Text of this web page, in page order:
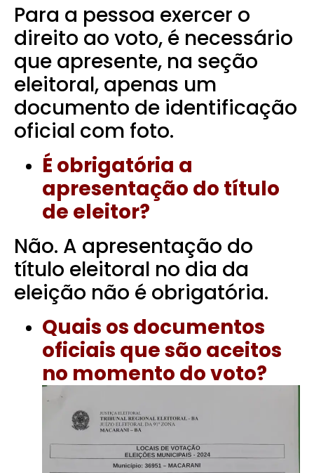
Para a pessoa exercer o
direito ao voto, é necessário
que apresente, na seção
eleitoral, apenas um
documento de identificação
oficial com foto.
É obrigatória a
apresentação do título
de eleitor?
Não. A apresentação do
título eleitoral no dia da
eleição não é obrigatória.
Quais os documentos
oficiais que são aceitos
no momento do voto?